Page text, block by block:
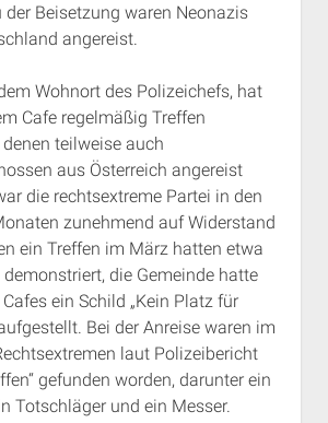
Beisetzung waren Neonazis
angereist.
Wohnort des Polizeichefs, hat
Cafe regelmäßig Treffen
teilweise auch
aus Österreich angereist
die rechtsextreme Partei in den
zunehmend auf Widerstand
ein Treffen im März hatten etwa
die Gemeinde hatte
ein Schild „Kein Platz für
Bei der Anreise waren im
laut Polizeibericht
gefunden worden, darunter ein
Totschläger und ein Messer.